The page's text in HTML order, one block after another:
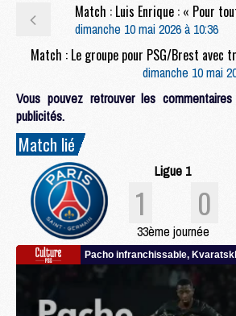
dimanche 10 mai 2026 à 10:36
Match : Le groupe pour PSG/Brest avec
dimanche 10 mai
Vous pouvez retrouver les
publicités.
Match lié
Ligue 1
1 0
33ème journée